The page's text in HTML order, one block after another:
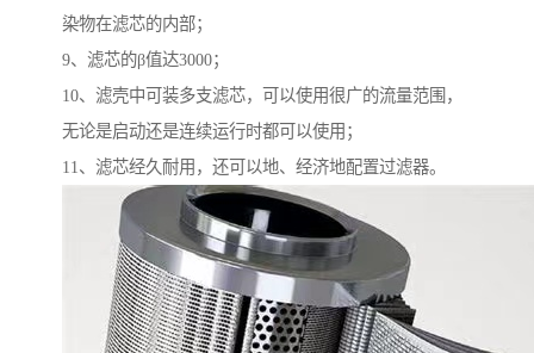
染物在滤芯的内部；
9、滤芯的β值达3000；
10、滤壳中可装多支滤芯，可以使用很广的流量范围，
无论是启动还是连续运行时都可以使用；
11、滤芯经久耐用，还可以地、经济地配置过滤器。